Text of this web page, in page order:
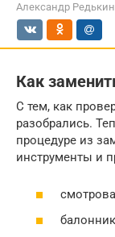
Александр Редькин
Как
С тем, как
разобрались.
процедуре из
инструменты и